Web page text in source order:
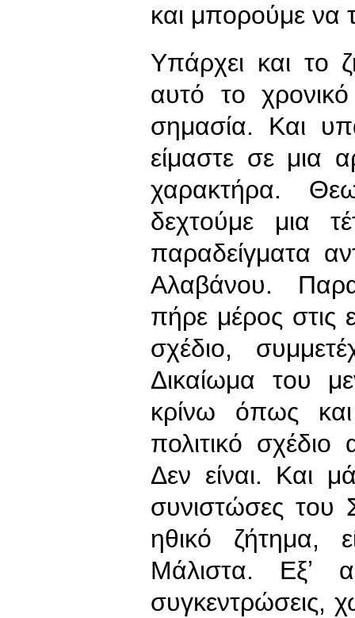
και μπορούμε να
Υπάρχει και το
αυτό το
σημασία. Και
είμαστε σε μια
χαρακτήρα.
δεχτούμε μια
παραδείγματα
Αλαβάνου.
πήρε μέρος στις
σχέδιο,
Δικαίωμα του
κρίνω όπως
πολιτικό
Δεν είναι. Και
συνιστώσες του
ηθικό ζήτημα,
Μάλιστα. Εξʼ
συγκεντρώσεις,